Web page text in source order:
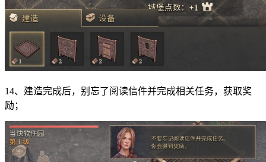
14、建造完成后，别忘了阅读信件并完成相关任务，获取奖
励；